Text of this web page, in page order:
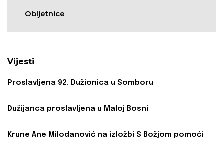
Obljetnice
Vijesti
Proslavljena 92. Dužionica u Somboru
Dužijanca proslavljena u Maloj Bosni
Krune Ane Milodanović na izložbi S Božjom pomoći